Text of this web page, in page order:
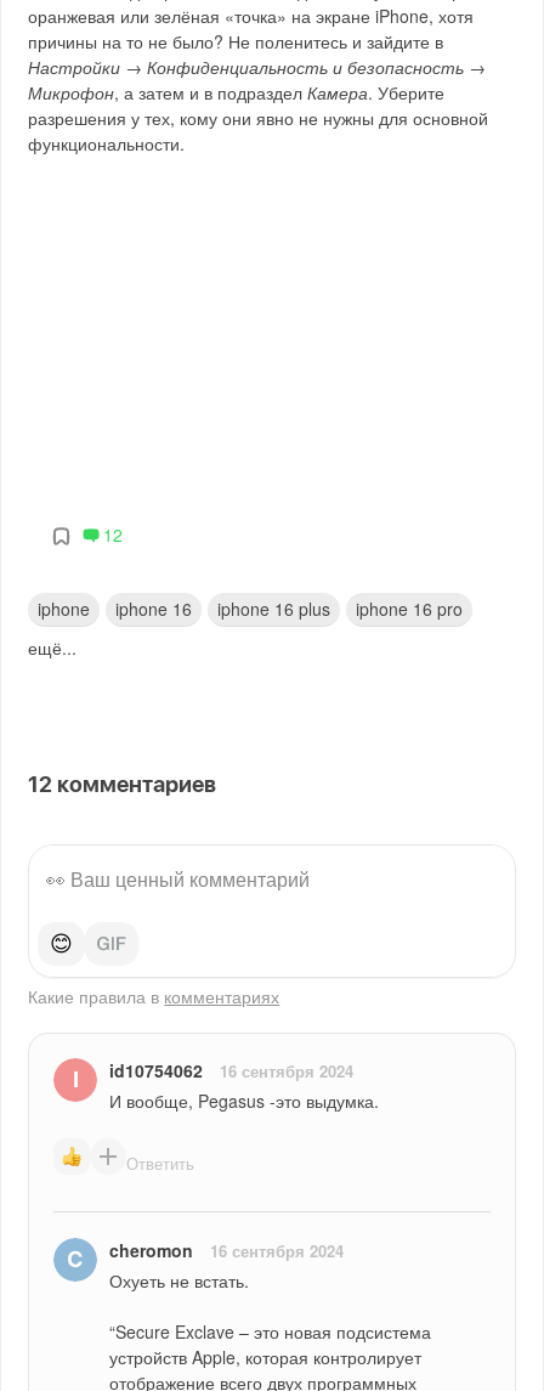
оранжевая или зелёная «точка» на экране iPhone, хотя
причины на то не было? Не поленитесь и зайдите в
Настройки → Конфиденциальность и безопасность →
Микрофон, а затем и в подразделКамера. Уберите
разрешения у тех, кому они явно не нужны для основной
функциональности.
12
iphone iphone 16 iphone 16 plus
iphone 16 pro
ещё...
12 комментариев
😊
Какие правила в комментариях
id10754062 16 сентября 2024
И вообще, Pegasus -это выдумка.
Ответить
cheromon 16 сентября 2024
Охуеть не встать.
“Secure Exclave – это новая подсистема
устройств Apple, которая контролирует
отображение всего двух программных